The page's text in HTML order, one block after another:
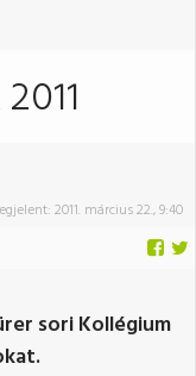
2011. március 22., 9:40
sori Kollégium